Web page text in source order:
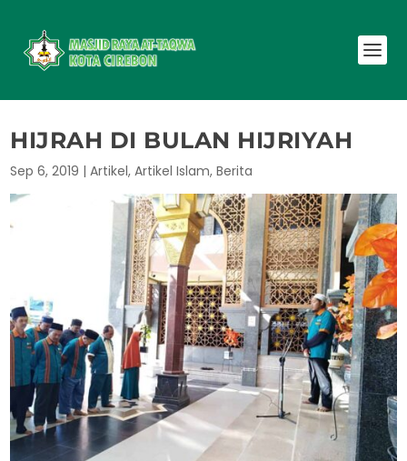
HIJRAH DI BULAN HIJRIYAH
Sep 6, 2019 |Artikel,Artikel Islam,Berita